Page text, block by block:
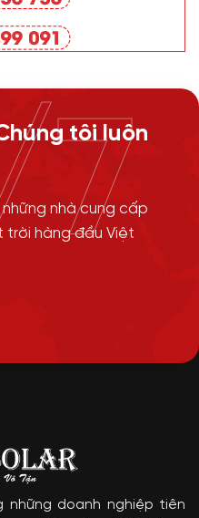
tôi luôn
nhà cung cấp
trời hàng đầu Việt
7
những doanh nghiệp tiên